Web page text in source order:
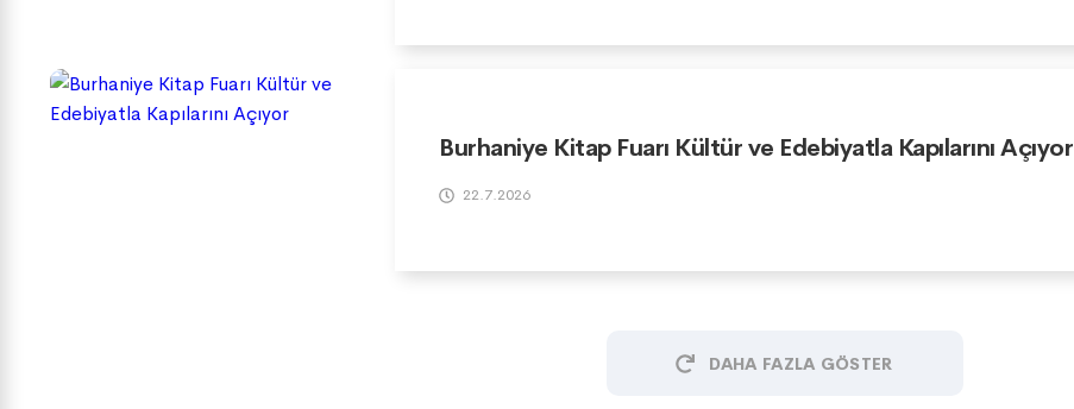
Burhaniye Kitap Fuarı Kültür ve Edebiyatla Kapılarını Açıyor
22.7.2026
DAHA FAZLA GÖSTER